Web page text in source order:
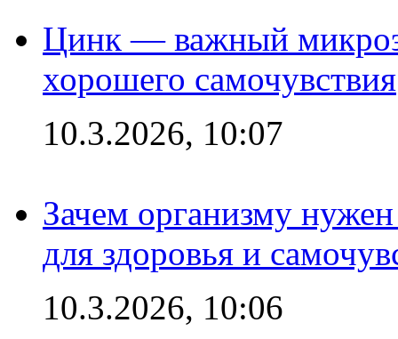
Цинк — важный
хорошего самочувствия
10.3.2026, 10:07
Зачем организму
для здоровья и
10.3.2026, 10:06